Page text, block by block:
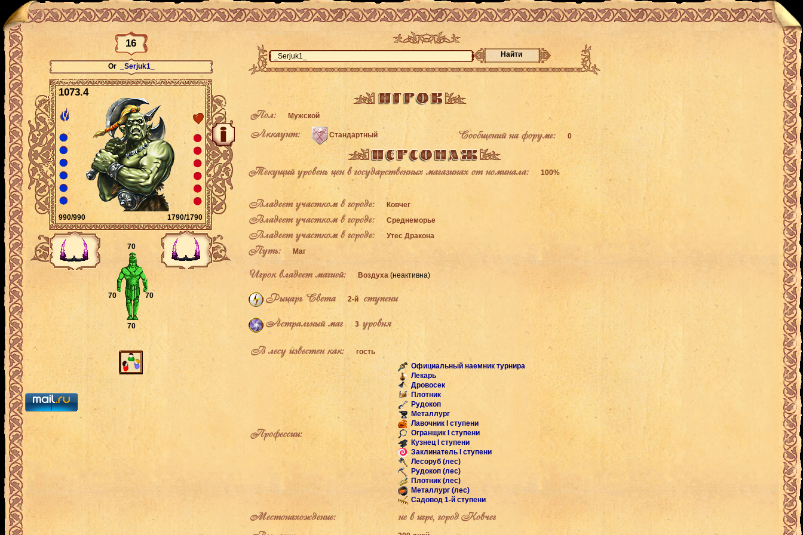
16
Or _Serjuk1_
1073.4
990/990 1790/1790
70
70
70 70
Найти
Пол: Мужской
Аккаунт: Стандартный Сообщений на форуме: 0
Текущий уровень цен в государственных магазинах от номинала: 100%
Владеет участком в городе: Ковчег
Владеет участком в городе: Среднеморье
Владеет участком в городе: Утес Дракона
Путь: Маг
Игрок владеет магией: Воздуха (неактивна)
Рыцарь Света 2-й
ступени
Астральный маг
3 уровня
В лесу известен как:
гость
Профессии:
Официальный наемник турнира
Лекарь
Дровосек
Плотник
Рудокоп
Металлург
Лавочник I ступени
Огранщик I ступени
Кузнец I ступени
Заклинатель I ступени
Лесоруб (лес)
Рудокоп (лес)
Плотник (лес)
Металлург (лес)
Садовод 1-й ступени
Местонахождение:
не в игре, город Ковчег